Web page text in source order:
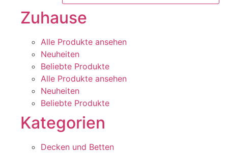
Zuhause
Alle Produkte ansehen
Neuheiten
Beliebte Produkte
Alle Produkte ansehen
Neuheiten
Beliebte Produkte
Kategorien
Decken und Betten